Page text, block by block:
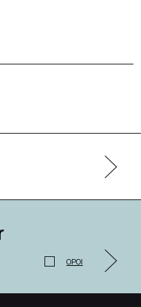
ΟΡΟΙ